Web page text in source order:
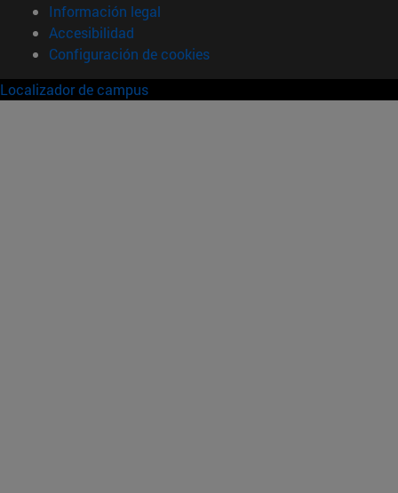
Información legal
Accesibilidad
Configuración de cookies
Localizador de campus